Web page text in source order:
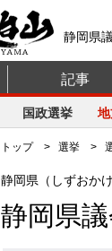
静岡県
記事
国政選挙
トップ> 選挙 >
静岡県（しずおかけ
静岡県